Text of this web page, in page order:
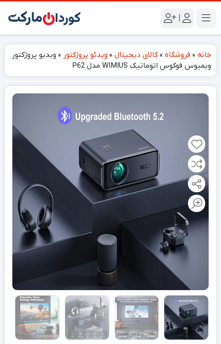
|
خانه » فروشگاه » کالای دیجیتال » ویدئو پروژکتور » ویدیو پروژکتور
ویمیوس فوکوس اتوماتیک WIMIUS مدل P62